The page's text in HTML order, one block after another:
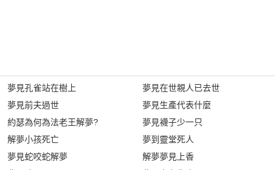
夢見孔雀站在樹上
夢見前夫過世
約瑟為何為法老王解夢?
解夢小孩死亡
夢見蛇咬蛇解夢
夢見在世親人已去世
夢見生產代表什麼
夢見襪子少一只
夢到靈堂死人
解夢夢見上香